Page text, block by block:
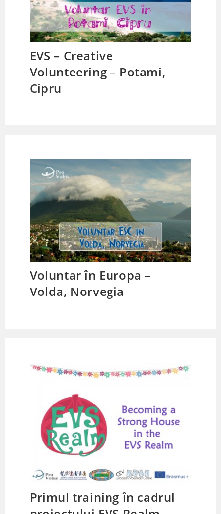
EVS – Creative
Volunteering – Potami,
Cipru
Voluntar în Europa –
Volda, Norvegia
Primul training în cadrul